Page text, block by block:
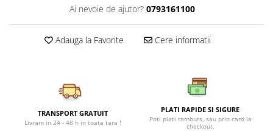
Seturi de artificii
Stroboscoape
Kendama Special
Kendama Super Sticky
Petreceri Animale
Petreceri Sportive
Ai nevoie de ajutor? 0793161100
Adauga la Favorite Cere informatii
TRANSPORT GRATUIT
Livram in 24 - 48 h in toata tara !
PLATI RAPIDE SI SIGURE
Poti plati ramburs, sau prin card la
checkout.